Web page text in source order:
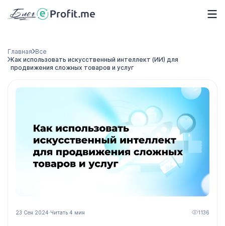
Главная Все
Как использовать искусственный интеллект (ИИ) для
продвижения сложных товаров и услуг
23 Сен 2024·Читать 4 мин 1136